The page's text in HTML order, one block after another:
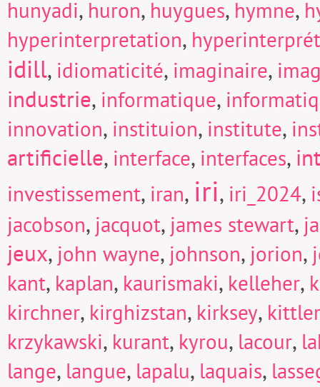
hunyadi, huron, huygues, hymne,
hyperinterpretation,
idill, idiomaticité, imaginaire,
industrie, informatique,
innovation, instituion, institute,
artificielle, interface, interfaces,
investissement, iran, iri, iri_2024,
jacobson, jacquot, james stewart,
jeux, john wayne, johnson, jorion,
kant, kaplan, kaurismaki, kelleher,
kirchner, kirghizstan, kirksey, kittler
krzykawski, kurant, kyrou, lacour,
lange, langue, lapalu, laquais,